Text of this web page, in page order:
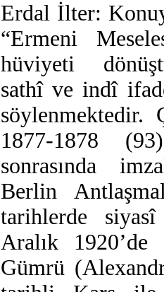
Erdal İlter:
“Ermeni
hüviyeti
sathî ve indî
söylenmektedir.
1877-1878
sonrasında
Berlin
tarihlerde
Aralık 1920’de
Gümrü